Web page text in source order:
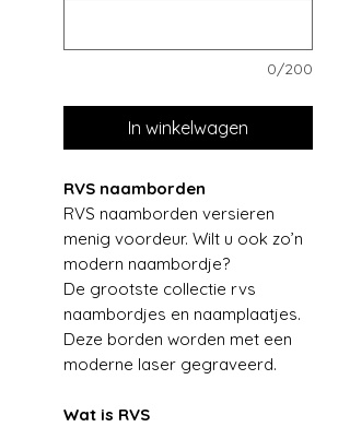
0/200
In winkelwagen
RVS naamborden
RVS naamborden versieren
menig voordeur. Wilt u ook zo’n
modern naambordje?
De grootste collectie rvs
naambordjes en naamplaatjes.
Deze borden worden met een
moderne laser gegraveerd.
Wat is RVS